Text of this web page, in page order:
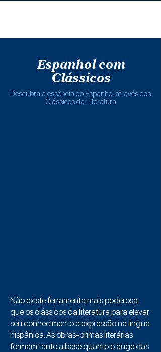
Espanhol com
Clássicos
Descubra a essência do Espanhol através dos
Clássicos da Literatura
Não existe ferramenta mais poderosa
que os clássicos da literatura para elevar
seu conhecimento e expressão na língua
hispânica. As obras-primas literárias
formam tanto a base quanto o auge das